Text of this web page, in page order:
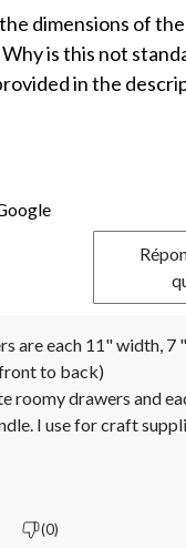
dimensions of
is this not
in the
are each 11" width, 7
to back)
roomy drawers and
I use for craft
(0)